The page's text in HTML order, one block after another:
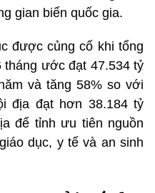
gian biển quốc gia.
được củng cố khi tổng
ước đạt 47.534 tỷ
và tăng 58% so với
địa đạt hơn 38.184 tỷ
để tỉnh ưu tiên nguồn
dục, y tế và an sinh